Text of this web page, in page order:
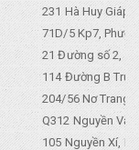
231 Hà Huy Giáp,
71D/5 Kp7,
21 Đường số 2,
114 Đường B
204/56 Nơ Trang
Q312 Nguyền
105 Nguyền Xí,